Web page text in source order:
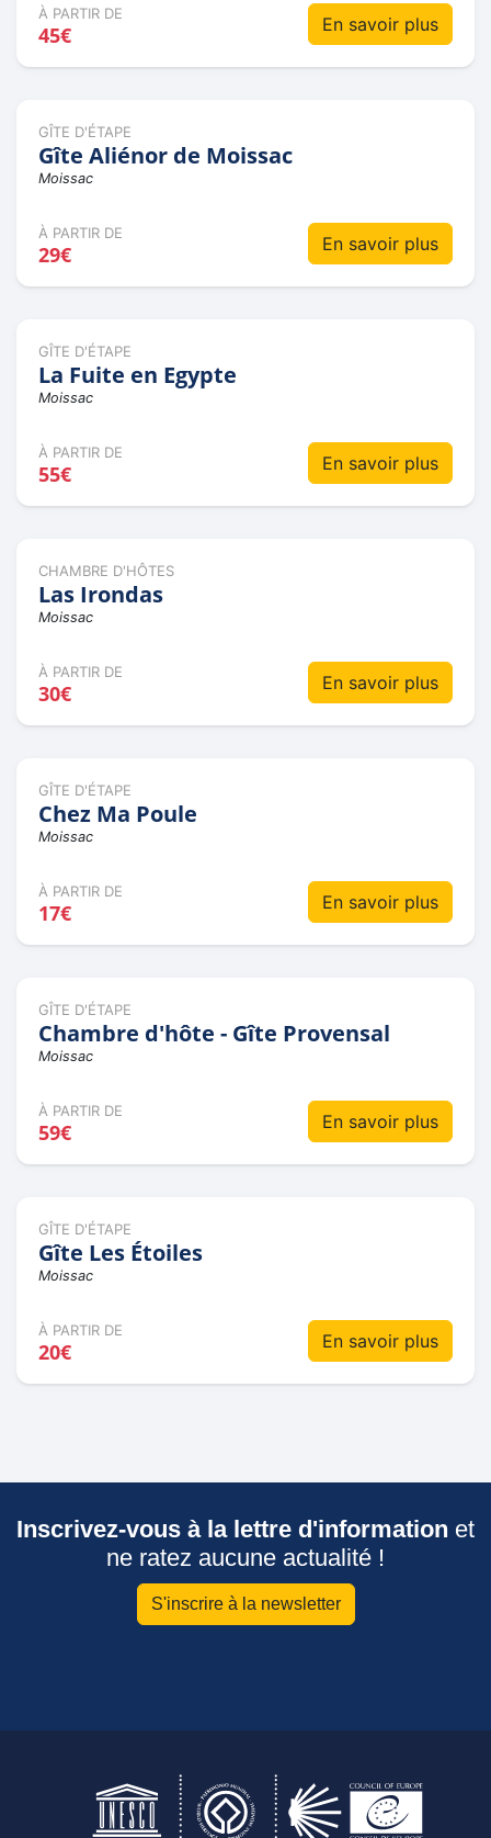
À PARTIR DE
45€ En savoir plus
GÎTE D'ÉTAPE
Gîte Aliénor de Moissac
Moissac
À PARTIR DE
29€ En savoir plus
GÎTE D'ÉTAPE
La Fuite en Egypte
Moissac
À PARTIR DE
55€ En savoir plus
CHAMBRE D'HÔTES
Las Irondas
Moissac
À PARTIR DE
30€ En savoir plus
GÎTE D'ÉTAPE
Chez Ma Poule
Moissac
À PARTIR DE
17€ En savoir plus
GÎTE D'ÉTAPE
Chambre d'hôte - Gîte Provensal
Moissac
À PARTIR DE
59€ En savoir plus
GÎTE D'ÉTAPE
Gîte Les Étoiles
Moissac
À PARTIR DE
20€ En savoir plus
Inscrivez-vous à la lettre d'information et
ne ratez aucune actualité !
S'inscrire à la newsletter